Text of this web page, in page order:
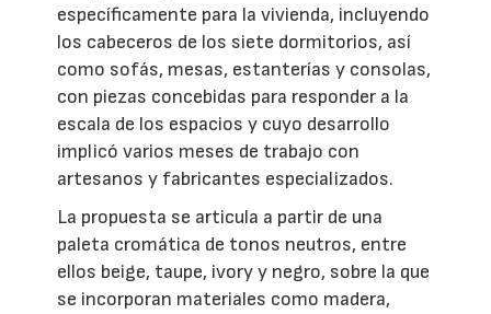
específicamente para la vivienda, incluyendo
los cabeceros de los siete dormitorios, así
como sofás, mesas, estanterías y consolas,
con piezas concebidas para responder a la
escala de los espacios y cuyo desarrollo
implicó varios meses de trabajo con
artesanos y fabricantes especializados.
La propuesta se articula a partir de una
paleta cromática de tonos neutros, entre
ellos beige, taupe, ivory y negro, sobre la que
se incorporan materiales como madera,